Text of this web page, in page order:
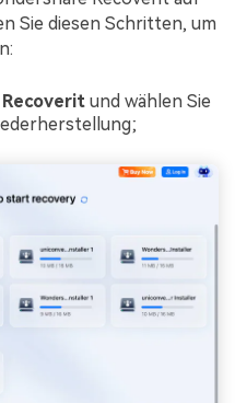
Sie diesen Schritten, um
und wählen Sie